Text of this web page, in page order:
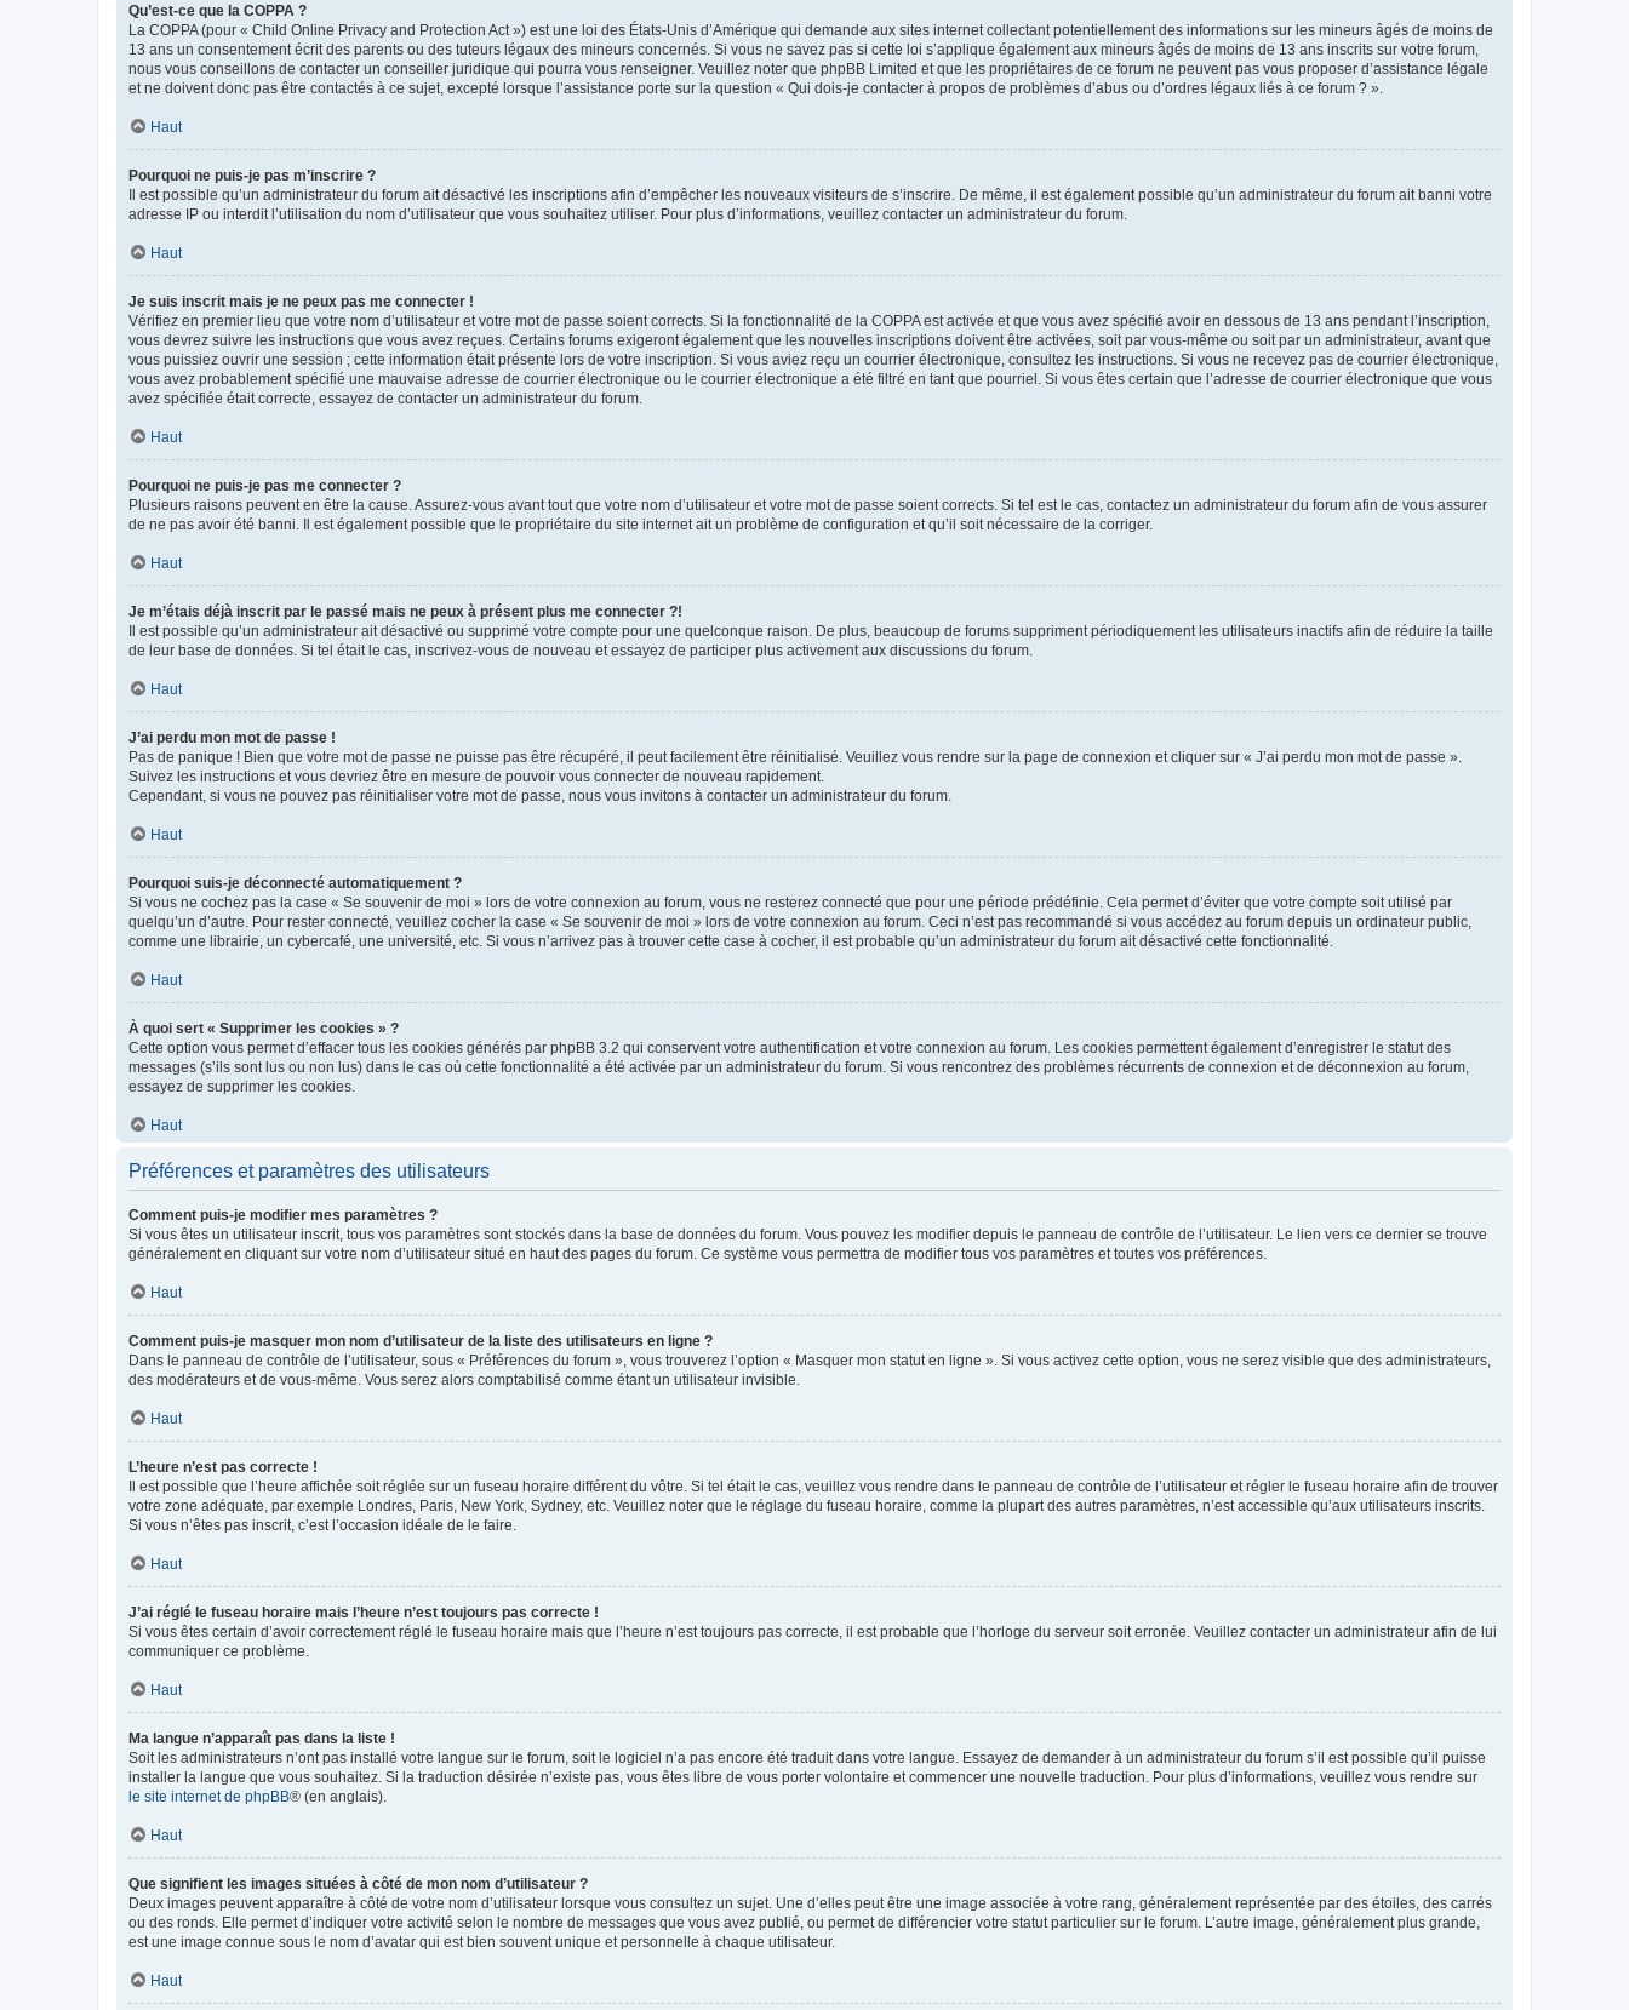
Qu’est-ce que la COPPA ?
La COPPA (pour « Child Online Privacy and Protection Act ») est une loi des États-Unis d’Amérique qui demande aux sites internet collectant potentiellement des informations sur les mineurs âgés de moins de
13 ans un consentement écrit des parents ou des tuteurs légaux des mineurs concernés. Si vous ne savez pas si cette loi s’applique également aux mineurs âgés de moins de 13 ans inscrits sur votre forum,
nous vous conseillons de contacter un conseiller juridique qui pourra vous renseigner. Veuillez noter que phpBB Limited et que les propriétaires de ce forum ne peuvent pas vous proposer d’assistance légale
et ne doivent donc pas être contactés à ce sujet, excepté lorsque l’assistance porte sur la question « Qui dois-je contacter à propos de problèmes d’abus ou d’ordres légaux liés à ce forum ? ».
Haut
Pourquoi ne puis-je pas m’inscrire ?
Il est possible qu’un administrateur du forum ait désactivé les inscriptions afin d’empêcher les nouveaux visiteurs de s’inscrire. De même, il est également possible qu’un administrateur du forum ait banni votre
adresse IP ou interdit l’utilisation du nom d’utilisateur que vous souhaitez utiliser. Pour plus d’informations, veuillez contacter un administrateur du forum.
Haut
Je suis inscrit mais je ne peux pas me connecter !
Vérifiez en premier lieu que votre nom d’utilisateur et votre mot de passe soient corrects. Si la fonctionnalité de la COPPA est activée et que vous avez spécifié avoir en dessous de 13 ans pendant l’inscription,
vous devrez suivre les instructions que vous avez reçues. Certains forums exigeront également que les nouvelles inscriptions doivent être activées, soit par vous-même ou soit par un administrateur, avant que
vous puissiez ouvrir une session ; cette information était présente lors de votre inscription. Si vous aviez reçu un courrier électronique, consultez les instructions. Si vous ne recevez pas de courrier électronique,
vous avez probablement spécifié une mauvaise adresse de courrier électronique ou le courrier électronique a été filtré en tant que pourriel. Si vous êtes certain que l’adresse de courrier électronique que vous
avez spécifiée était correcte, essayez de contacter un administrateur du forum.
Haut
Pourquoi ne puis-je pas me connecter ?
Plusieurs raisons peuvent en être la cause. Assurez-vous avant tout que votre nom d’utilisateur et votre mot de passe soient corrects. Si tel est le cas, contactez un administrateur du forum afin de vous assurer
de ne pas avoir été banni. Il est également possible que le propriétaire du site internet ait un problème de configuration et qu’il soit nécessaire de la corriger.
Haut
Je m’étais déjà inscrit par le passé mais ne peux à présent plus me connecter ?!
Il est possible qu’un administrateur ait désactivé ou supprimé votre compte pour une quelconque raison. De plus, beaucoup de forums suppriment périodiquement les utilisateurs inactifs afin de réduire la taille
de leur base de données. Si tel était le cas, inscrivez-vous de nouveau et essayez de participer plus activement aux discussions du forum.
Haut
J’ai perdu mon mot de passe !
Pas de panique ! Bien que votre mot de passe ne puisse pas être récupéré, il peut facilement être réinitialisé. Veuillez vous rendre sur la page de connexion et cliquer sur « J’ai perdu mon mot de passe ».
Suivez les instructions et vous devriez être en mesure de pouvoir vous connecter de nouveau rapidement.
Cependant, si vous ne pouvez pas réinitialiser votre mot de passe, nous vous invitons à contacter un administrateur du forum.
Haut
Pourquoi suis-je déconnecté automatiquement ?
Si vous ne cochez pas la case « Se souvenir de moi » lors de votre connexion au forum, vous ne resterez connecté que pour une période prédéfinie. Cela permet d’éviter que votre compte soit utilisé par
quelqu’un d’autre. Pour rester connecté, veuillez cocher la case « Se souvenir de moi » lors de votre connexion au forum. Ceci n’est pas recommandé si vous accédez au forum depuis un ordinateur public,
comme une librairie, un cybercafé, une université, etc. Si vous n’arrivez pas à trouver cette case à cocher, il est probable qu’un administrateur du forum ait désactivé cette fonctionnalité.
Haut
À quoi sert « Supprimer les cookies » ?
Cette option vous permet d’effacer tous les cookies générés par phpBB 3.2 qui conservent votre authentification et votre connexion au forum. Les cookies permettent également d’enregistrer le statut des
messages (s’ils sont lus ou non lus) dans le cas où cette fonctionnalité a été activée par un administrateur du forum. Si vous rencontrez des problèmes récurrents de connexion et de déconnexion au forum,
essayez de supprimer les cookies.
Haut
Préférences et paramètres des utilisateurs
Comment puis-je modifier mes paramètres ?
Si vous êtes un utilisateur inscrit, tous vos paramètres sont stockés dans la base de données du forum. Vous pouvez les modifier depuis le panneau de contrôle de l’utilisateur. Le lien vers ce dernier se trouve
généralement en cliquant sur votre nom d’utilisateur situé en haut des pages du forum. Ce système vous permettra de modifier tous vos paramètres et toutes vos préférences.
Haut
Comment puis-je masquer mon nom d’utilisateur de la liste des utilisateurs en ligne ?
Dans le panneau de contrôle de l’utilisateur, sous « Préférences du forum », vous trouverez l’option « Masquer mon statut en ligne ». Si vous activez cette option, vous ne serez visible que des administrateurs,
des modérateurs et de vous-même. Vous serez alors comptabilisé comme étant un utilisateur invisible.
Haut
L’heure n’est pas correcte !
Il est possible que l’heure affichée soit réglée sur un fuseau horaire différent du vôtre. Si tel était le cas, veuillez vous rendre dans le panneau de contrôle de l’utilisateur et régler le fuseau horaire afin de trouver
votre zone adéquate, par exemple Londres, Paris, New York, Sydney, etc. Veuillez noter que le réglage du fuseau horaire, comme la plupart des autres paramètres, n’est accessible qu’aux utilisateurs inscrits.
Si vous n’êtes pas inscrit, c’est l’occasion idéale de le faire.
Haut
J’ai réglé le fuseau horaire mais l’heure n’est toujours pas correcte !
Si vous êtes certain d’avoir correctement réglé le fuseau horaire mais que l’heure n’est toujours pas correcte, il est probable que l’horloge du serveur soit erronée. Veuillez contacter un administrateur afin de lui
communiquer ce problème.
Haut
Ma langue n’apparaît pas dans la liste !
Soit les administrateurs n’ont pas installé votre langue sur le forum, soit le logiciel n’a pas encore été traduit dans votre langue. Essayez de demander à un administrateur du forum s’il est possible qu’il puisse
installer la langue que vous souhaitez. Si la traduction désirée n’existe pas, vous êtes libre de vous porter volontaire et commencer une nouvelle traduction. Pour plus d’informations, veuillez vous rendre sur
le site internet de phpBB® (en anglais).
Haut
Que signifient les images situées à côté de mon nom d’utilisateur ?
Deux images peuvent apparaître à côté de votre nom d’utilisateur lorsque vous consultez un sujet. Une d’elles peut être une image associée à votre rang, généralement représentée par des étoiles, des carrés
ou des ronds. Elle permet d’indiquer votre activité selon le nombre de messages que vous avez publié, ou permet de différencier votre statut particulier sur le forum. L’autre image, généralement plus grande,
est une image connue sous le nom d’avatar qui est bien souvent unique et personnelle à chaque utilisateur.
Haut